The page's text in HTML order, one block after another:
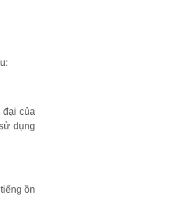
của
dụng
ồn